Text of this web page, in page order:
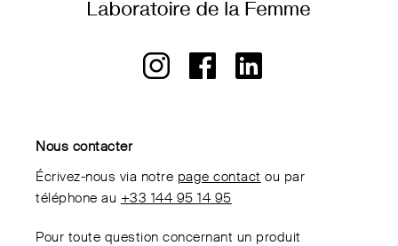
Nous contacter
Écrivez-nous via notre page contact ou par
téléphone au +33 144 95 14 95
Pour toute question concernant un produit